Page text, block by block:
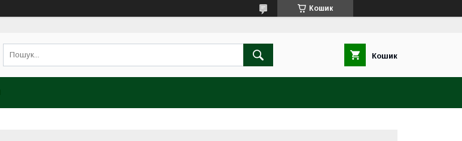
Кошик
Кошик